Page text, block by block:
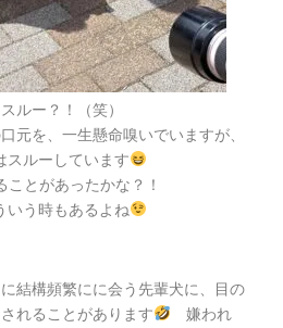
ルー？！（笑）
元を、 一生懸命嗅いでいますが、
スルーしています
ことがあったかな？！
いう時もあるよね
結構頻繁にに会う先輩犬に、目の
れることがあります
嫌われ